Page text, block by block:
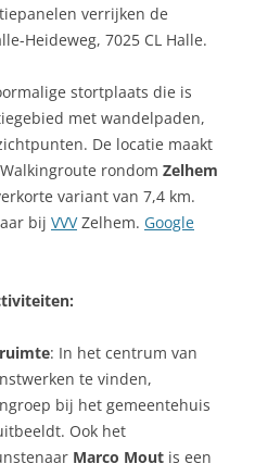
verrijken de
Heideweg, 7025 CL Halle.
stortplaats die is
met wandelpaden,
De locatie maakt
rondom Zelhem
variant van 7,4 km.
bij VVVZelhem. Google
: In het centrum van
te vinden,
bij het gemeentehuis
Ook het
Marco Mout is een